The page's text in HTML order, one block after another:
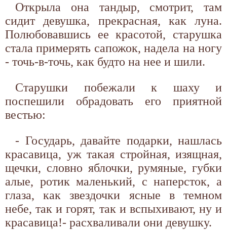
Открыла она тандыр, смотрит, там
сидит девушка, прекрасная, как луна.
Полюбовавшись ее красотой, старушка
стала примерять сапожок, надела на ногу
- точь-в-точь, как будто на нее и шили.
Старушки побежали к шаху и
поспешили обрадовать его приятной
вестью:
- Государь, давайте подарки, нашлась
красавица, уж такая стройная, изящная,
щечки, словно яблочки, румяные, губки
алые, ротик маленький, с наперсток, а
глаза, как звездочки ясные в темном
небе, так и горят, так и вспыхивают, ну и
красавица!- расхваливали они девушку.